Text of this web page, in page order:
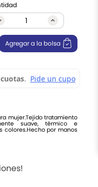
Agregar a la bolsa
mujer.Tejido tratamiento
suave, térmico e
colores.Hecho por manos